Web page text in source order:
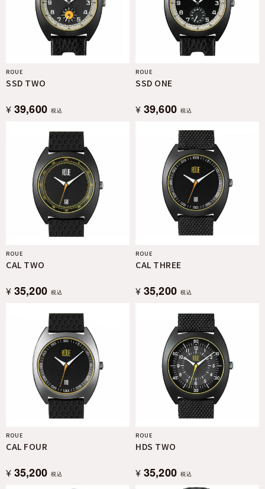
ROUE
SSD TWO
¥ 39,600 税込
ROUE
SSD ONE
¥ 39,600 税込
ROUE
CAL TWO
¥ 35,200 税込
ROUE
CAL THREE
¥ 35,200 税込
ROUE
CAL FOUR
¥ 35,200 税込
ROUE
HDS TWO
¥ 35,200 税込